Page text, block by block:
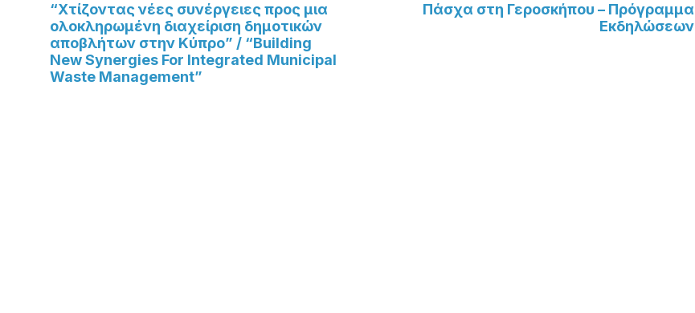
“Χτίζοντας νέες συνέργειες προς μια
ολοκληρωμένη διαχείριση δημοτικών
αποβλήτων στην Κύπρο” / “Building
New Synergies For Integrated Municipal
Waste Management”
Πάσχα στη Γεροσκήπου – Πρόγραμμα
Εκδηλώσεων